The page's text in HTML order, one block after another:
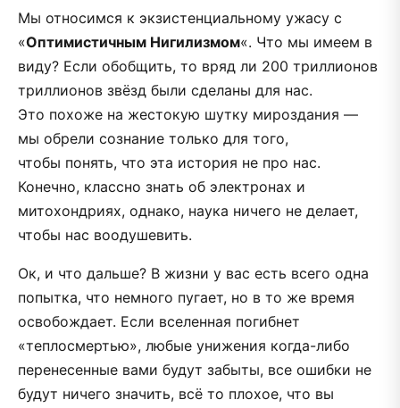
Мы относимся к экзистенциальному ужасу с
«Оптимистичным Нигилизмом«. Что мы имеем в
виду? Если обобщить, то вряд ли 200 триллионов
триллионов звёзд были сделаны для нас.
Это похоже на жестокую шутку мироздания —
мы обрели сознание только для того,
чтобы понять, что эта история не про нас.
Конечно, классно знать об электронах и
митохондриях, однако, наука ничего не делает,
чтобы нас воодушевить.
Ок, и что дальше? В жизни у вас есть всего одна
попытка, что немного пугает, но в то же время
освобождает. Если вселенная погибнет
«теплосмертью», любые унижения когда-либо
перенесенные вами будут забыты, все ошибки не
будут ничего значить, всё то плохое, что вы